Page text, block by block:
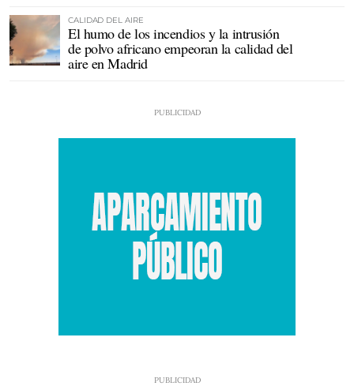
CALIDAD DEL AIRE
El humo de los incendios y la intrusión
de polvo africano empeoran la calidad del
aire en Madrid